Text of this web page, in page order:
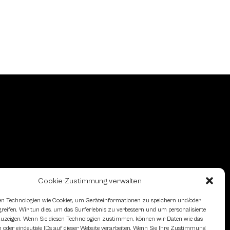
Cookie-Zustimmung verwalten
Technologien wie Cookies, um Geräteinformationen zu speichern und/oder
Wir tun dies, um das Surferlebnis zu verbessern und um personalisierte
Wenn Sie diesen Technologien zustimmen, können wir Daten wie das
oder eindeutige IDs auf dieser Website verarbeiten. Wenn Sie Ihre Zustimmung